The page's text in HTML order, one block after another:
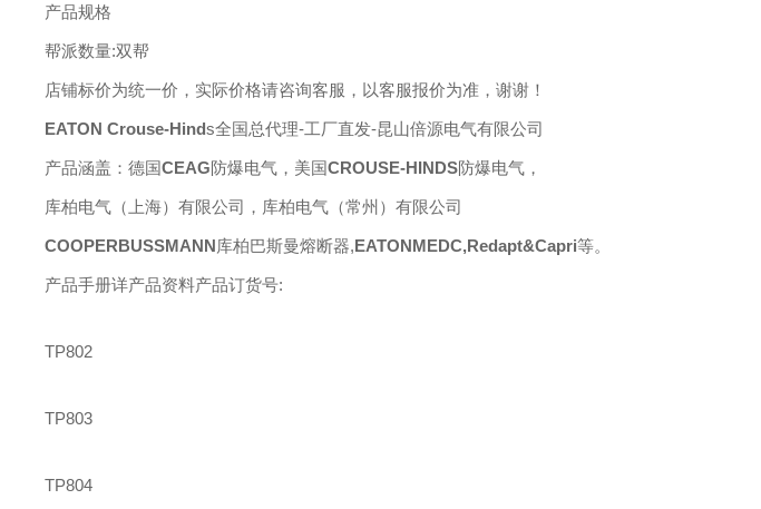
产品规格
帮派数量:双帮
店铺标价为统一价，实际价格请咨询客服，以客服报价为准，谢谢！
EATON Crouse-Hinds全国总代理-工厂直发-昆山倍源电气有限公司
产品涵盖：德国CEAG防爆电气，美国CROUSE-HINDS防爆电气，
库柏电气（上海）有限公司，库柏电气（常州）有限公司
COOPERBUSSMANN库柏巴斯曼熔断器,EATONMEDC,Redapt&Capri等。
产品手册详产品资料产品订货号:
TP802
TP803
TP804